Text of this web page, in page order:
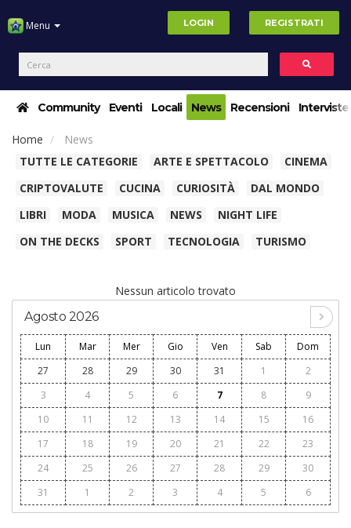
Menu LOGIN REGISTRATI
Community Eventi Locali News Recensioni Interviste
Home
News
TUTTE LE CATEGORIE
ARTE E SPETTACOLO
CINEMA
CRIPTOVALUTE
CUCINA CURIOSITÀ
DAL MONDO
LIBRI
MODA MUSICA NEWS
NIGHT LIFE
ON THE DECKS
SPORT TECNOLOGIA TURISMO
Nessun articolo trovato
Agosto 2026
Lun Mar Mer Gio Ven Sab
Dom
27
28 29 30 31 1
2
3
4 5 6 7 8
9
10
11 12 13 14 15
16
17
18 19 20 21 22
23
24
25 26 27 28 29
30
31
1 2 3 4 5 6